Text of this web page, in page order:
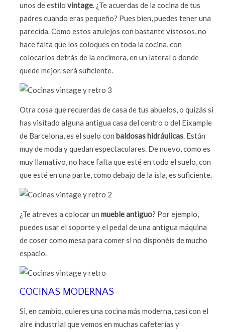
unos de estilovintage. ¿Te acuerdas de la cocina de tus
padres cuando eras pequeño? Pues bien, puedes tener una
parecida. Como estos azulejos con bastante vistosos, no
hace falta que los coloques en toda la cocina, con
colocarlos detrás de la encimera, en un lateral o donde
quede mejor, será suficiente.
Otra cosa que recuerdas de casa de tus abuelos, o quizás si
has visitado alguna antigua casa del centro o del Eixample
de Barcelona, es el suelo conbaldosas hidráulicas. Están
muy de moda y quedan espectaculares. De nuevo, como es
muy llamativo, no hace falta que esté en todo el suelo, con
que esté en una parte, como debajo de la isla, es suficiente.
¿Te atreves a colocar unmueble antiguo? Por ejemplo,
puedes usar el soporte y el pedal de una antigua máquina
de coser como mesa para comer si no disponéis de mucho
espacio.
COCINAS MODERNAS
Si, en cambio, quieres una cocina más moderna, casi con el
aire industrial que vemos en muchas cafeterías y